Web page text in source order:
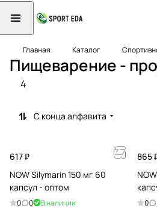
Главная Каталог
Пищеварение -
4
С конца алфавита
617 ₽
NOW Silymarin 150 мг 60
капсул - оптом
0 0 В наличии
865
0